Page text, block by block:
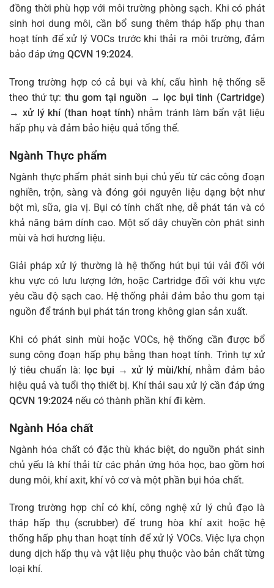
đồng thời phù hợp với môi trường phòng sạch. Khi có phát
sinh hơi dung môi, cần bổ sung thêm tháp hấp phụ than
hoạt tính để xử lý VOCs trước khi thải ra môi trường, đảm
bảo đáp ứng QCVN 19:2024.
Trong trường hợp có cả bụi và khí, cấu hình hệ thống sẽ
theo thứ tự: thu gom tại nguồn → lọc bụi tinh (Cartridge)
→ xử lý khí (than hoạt tính) nhằm tránh làm bẩn vật liệu
hấp phụ và đảm bảo hiệu quả tổng thể.
Ngành Thực phẩm
Ngành thực phẩm phát sinh bụi chủ yếu từ các công đoạn
nghiền, trộn, sàng và đóng gói nguyên liệu dạng bột như
bột mì, sữa, gia vị. Bụi có tính chất nhẹ, dễ phát tán và có
khả năng bám dính cao. Một số dây chuyền còn phát sinh
mùi và hơi hương liệu.
Giải pháp xử lý thường là hệ thống hút bụi túi vải đối với
khu vực có lưu lượng lớn, hoặc Cartridge đối với khu vực
yêu cầu độ sạch cao. Hệ thống phải đảm bảo thu gom tại
nguồn để tránh bụi phát tán trong không gian sản xuất.
Khi có phát sinh mùi hoặc VOCs, hệ thống cần được bổ
sung công đoạn hấp phụ bằng than hoạt tính. Trình tự xử
lý tiêu chuẩn là: lọc bụi → xử lý mùi/khí, nhằm đảm bảo
hiệu quả và tuổi thọ thiết bị. Khí thải sau xử lý cần đáp ứng
QCVN 19:2024 nếu có thành phần khí đi kèm.
Ngành Hóa chất
Ngành hóa chất có đặc thù khác biệt, do nguồn phát sinh
chủ yếu là khí thải từ các phản ứng hóa học, bao gồm hơi
dung môi, khí axit, khí vô cơ và một phần bụi hóa chất.
Trong trường hợp chỉ có khí, công nghệ xử lý chủ đạo là
tháp hấp thụ (scrubber) để trung hòa khí axit hoặc hệ
thống hấp phụ than hoạt tính để xử lý VOCs. Việc lựa chọn
dung dịch hấp thụ và vật liệu phụ thuộc vào bản chất từng
loại khí.